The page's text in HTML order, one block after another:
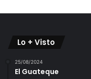
Lo + Visto
25/08/2024
El Guateque